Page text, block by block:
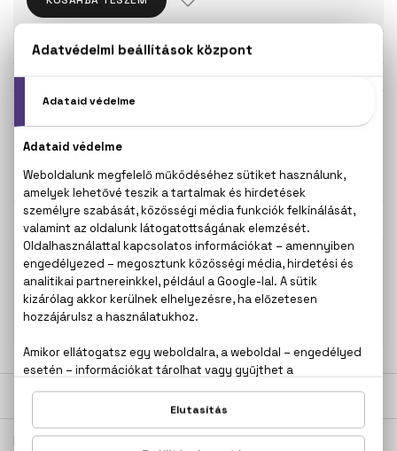
Törzsvásárlóknak csak:9.215 Ft
50 ml
150 ml
KAPCSOLÓDÓ TERMÉKEK
100% eredeti termékek,14 napos visszaküldési
garanciával
Kérdésed van, elakadtál? Hívd ügyfélszolgálatunkat:
20 267 5125
LEÍRÁS
ÉRTÉKELÉSEK (0)